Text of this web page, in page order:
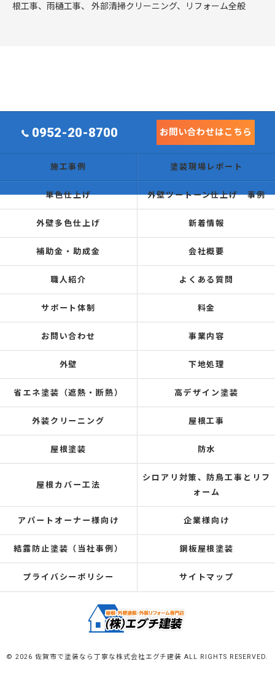
根工事、雨樋工事、 外部清掃クリーニング、リフォーム全般
0952-20-8700 お問い合わせはこちら
施工事例 塗装現場レポート
単色仕上げ 外壁ツートーン仕上げ 事例
外壁多色仕上げ 新着情報
補助金・助成金 会社概要
職人紹介 よくある質問
サポート体制 料金
お問い合わせ 事業内容
外壁 下地処理
省エネ塗装（遮熱・断熱） 高デザイン塗装
外装クリーニング 屋根工事
屋根塗装 防水
屋根カバー工法
シロアリ対策、防鳥工事とリフ
ォーム
アパートオーナー様向け 企業様向け
結露防止塗装（当社事例） 鋼板屋根塗装
プライバシーポリシー サイトマップ
© 2026 佐賀市で塗装なら丁寧な株式会社エグチ建装 ALL RIGHTS RESERVED.